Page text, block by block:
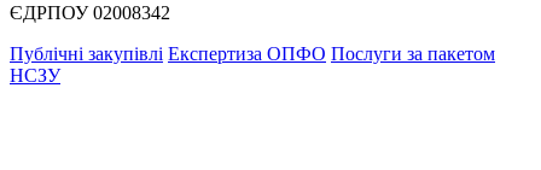
ЄДРПОУ 02008342
Публічні закупівлі Експертиза ОПФО Послуги за пакетом
НСЗУ